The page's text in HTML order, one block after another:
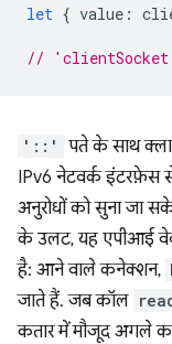
let { value :
// 'clientSocket'
'::'
पते के साथ
IPv6 नेटवर्क इंटरफ़ेस
अनुरोधों को सुना जा
के उलट, यह एपीआई
है: आने वाले कनेक्शन,
जाते हैं. जब कॉल
कतार में मौजूद अगले